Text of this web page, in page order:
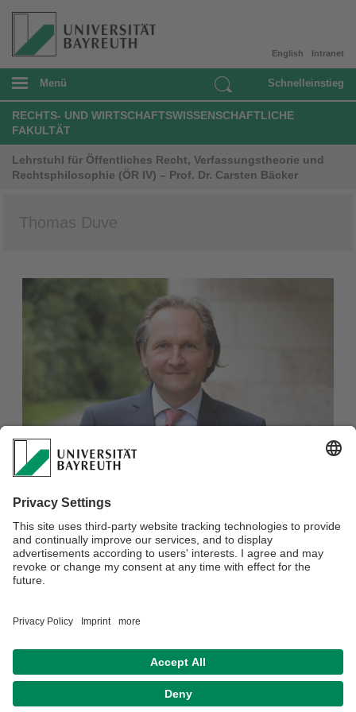
Intranet
English
Menü Schnelleinstieg
RECHTS- UND WIRTSCHAFTSWISSENSCHAFTLICHE
FAKULTÄT
Lehrstuhl für Öffentliches Recht, Verfassungstheorie und
Rechtsphilosophie (ÖR IV) – Prof. Dr. Carsten Bäcker
Thomas Duve
Am 15.01.2020 hielt Prof. Dr. Thomas Duve einen Vortrag
zum Thema "Rechtsgeschichte, Wissensgeschichte,
Globalgeschichte" an der Universität Erlangen.
Impressum
Kontakt
Barrierefreiheitserklärung